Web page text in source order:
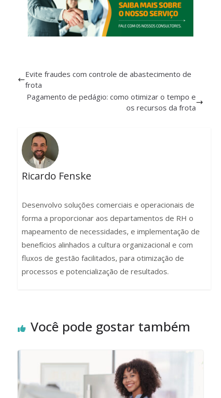
Evite fraudes com controle de abastecimento de
frota
Pagamento de pedágio: como otimizar o tempo e
os recursos da frota
Ricardo Fenske
Desenvolvo soluções comerciais e operacionais de
forma a proporcionar aos departamentos de RH o
mapeamento de necessidades, e implementação de
benefícios alinhados a cultura organizacional e com
fluxos de gestão facilitados, para otimização de
processos e potencialização de resultados.
Você pode gostar também